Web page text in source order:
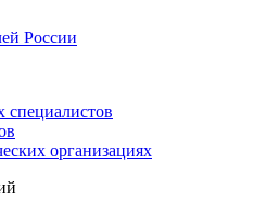
России
специалистов
организациях